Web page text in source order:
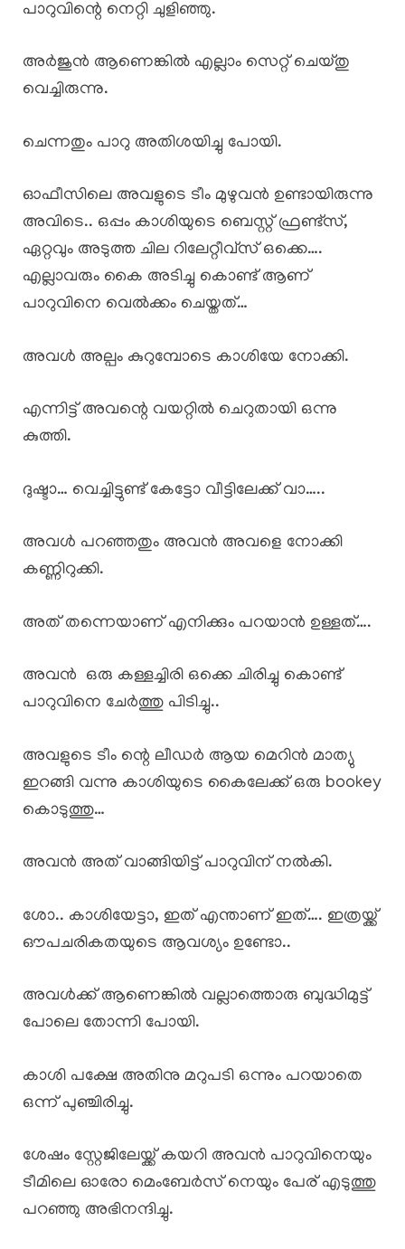
പാറുവിന്റെ നെറ്റി ചുളിഞ്ഞു.
അർജുൻ ആണെങ്കിൽ എല്ലാം സെറ്റ് ചെയ്തു
വെച്ചിരുന്നു.
ചെന്നതും പാറു അതിശയിച്ചു പോയി.
ഓഫീസിലെ അവളുടെ ടീം മുഴുവൻ ഉണ്ടായിരുന്നു
അവിടെ.. ഒപ്പം കാശിയുടെ ബെസ്റ്റ് ഫ്രണ്ട്സ്,
ഏറ്റവും അടുത്ത ചില റിലേറ്റീവ്സ് ഒക്കെ….
എല്ലാവരും കൈ അടിച്ചു കൊണ്ട് ആണ്
പാറുവിനെ വെൽക്കം ചെയ്തത്…
അവൾ അല്പം കുറുമ്പോടെ കാശിയേ നോക്കി.
എന്നിട്ട് അവന്റെ വയറ്റിൽ ചെറുതായി ഒന്നു
കുത്തി.
ദുഷ്ടാ… വെച്ചിട്ടുണ്ട് കേട്ടോ വീട്ടിലേക്ക് വാ…..
അവൾ പറഞ്ഞതും അവൻ അവളെ നോക്കി
കണ്ണിറുക്കി.
അത് തന്നെയാണ് എനിക്കും പറയാൻ ഉള്ളത്….
അവൻ ഒരു കള്ളച്ചിരി ഒക്കെ ചിരിച്ചു കൊണ്ട്
പാറുവിനെ ചേർത്തു പിടിച്ചു..
അവളുടെ ടീം ന്റെ ലീഡർ ആയ മെറിൻ മാത്യു
ഇറങ്ങി വന്നു കാശിയുടെ കൈലേക്ക് ഒരു bookey
കൊടുത്തു…
അവൻ അത് വാങ്ങിയിട്ട് പാറുവിന് നൽകി.
ശോ.. കാശിയേട്ടാ, ഇത് എന്താണ് ഇത്…. ഇത്രയ്ക്ക്
ഔപചരികതയുടെ ആവശ്യം ഉണ്ടോ..
അവൾക്ക് ആണെങ്കിൽ വല്ലാത്തൊരു ബുദ്ധിമുട്ട്
പോലെ തോന്നി പോയി.
കാശി പക്ഷേ അതിനു മറുപടി ഒന്നും പറയാതെ
ഒന്ന് പുഞ്ചിരിച്ചു.
ശേഷം സ്റ്റേജിലേയ്ക്ക് കയറി അവൻ പാറുവിനെയും
ടീമിലെ ഓരോ മെംബേർസ് നെയും പേര് എടുത്തു
പറഞ്ഞു അഭിനന്ദിച്ചു.